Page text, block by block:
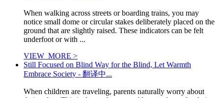
When walking across streets or boarding trains, you may
notice small dome or circular stakes deliberately placed on the
ground that are slightly raised. These indicators can be felt
underfoot or with ...
VIEW_MORE >
Still Focused on Blind Way for the Blind, Let Warmth
Embrace Society - 翻译中...
When children are traveling, parents naturally worry about